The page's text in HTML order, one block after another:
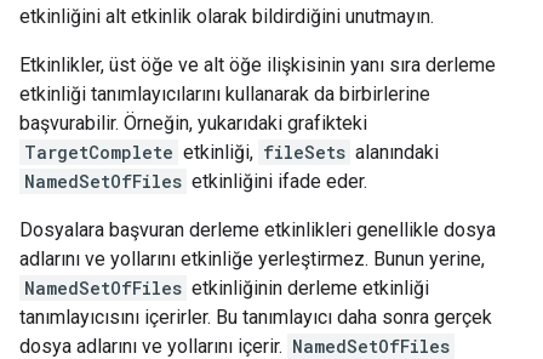
etkinliğini alt etkinlik olarak bildirdiğini unutmayın.
Etkinlikler, üst öğe ve alt öğe ilişkisinin yanı sıra derleme
etkinliği tanımlayıcılarını kullanarak da birbirlerine
başvurabilir. Örneğin, yukarıdaki grafikteki
TargetComplete etkinliği, fileSets alanındaki
NamedSetOfFiles etkinliğini ifade eder.
Dosyalara başvuran derleme etkinlikleri genellikle dosya
adlarını ve yollarını etkinliğe yerleştirmez. Bunun yerine,
NamedSetOfFiles etkinliğinin derleme etkinliği
tanımlayıcısını içerirler. Bu tanımlayıcı daha sonra gerçek
dosya adlarını ve yollarını içerir. NamedSetOfFiles